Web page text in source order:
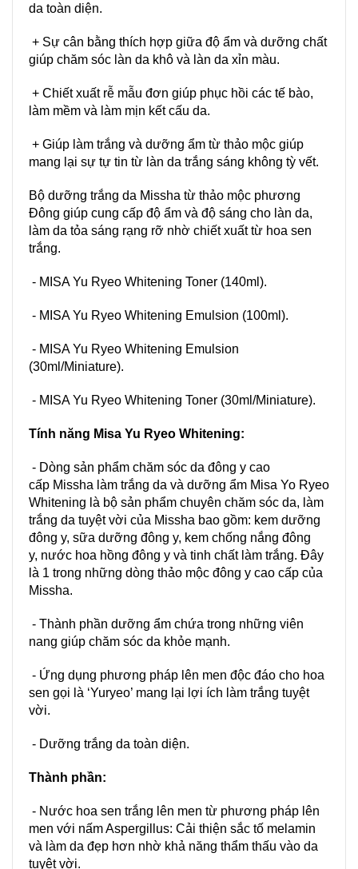
da toàn diện.
+ Sự cân bằng thích hợp giữa độ ẩm và dưỡng chất
giúp chăm sóc làn da khô và làn da xỉn màu.
+ Chiết xuất rễ mẫu đơn giúp phục hồi các tế bào,
làm mềm và làm mịn kết cấu da.
+ Giúp làm trắng và dưỡng ẩm từ thảo mộc giúp
mang lại sự tự tin từ làn da trắng sáng không tỳ vết.
Bộ dưỡng trắng da Missha từ thảo mộc phương
Đông giúp cung cấp độ ẩm và độ sáng cho làn da,
làm da tỏa sáng rạng rỡ nhờ chiết xuất từ hoa sen
trắng.
- MISA Yu Ryeo Whitening Toner (140ml).
- MISA Yu Ryeo Whitening Emulsion (100ml).
- MISA Yu Ryeo Whitening Emulsion
(30ml/Miniature).
- MISA Yu Ryeo Whitening Toner (30ml/Miniature).
Tính năng Misa Yu Ryeo Whitening:
- Dòng sản phẩm chăm sóc da đông y cao
cấp Missha làm trắng da và dưỡng ẩm Misa Yo Ryeo
Whitening là bộ sản phẩm chuyên chăm sóc da, làm
trắng da tuyệt vời của Missha bao gồm: kem dưỡng
đông y, sữa dưỡng đông y, kem chống nắng đông
y, nước hoa hồng đông y và tinh chất làm trắng. Đây
là 1 trong những dòng thảo mộc đông y cao cấp của
Missha.
- Thành phần dưỡng ẩm chứa trong những viên
nang giúp chăm sóc da khỏe mạnh.
- Ứng dụng phương pháp lên men độc đáo cho hoa
sen gọi là ‘Yuryeo’ mang lại lợi ích làm trắng tuyệt
vời.
- Dưỡng trắng da toàn diện.
Thành phần:
- Nước hoa sen trắng lên men từ phương pháp lên
men với nấm Aspergillus: Cải thiện sắc tố melamin
và làm da đẹp hơn nhờ khả năng thẩm thấu vào da
tuyệt vời.